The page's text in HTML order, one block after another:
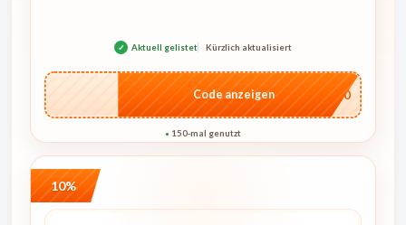
✓ Aktuell gelistet Kürzlich aktualisiert
…E250
Code anzeigen
● 150-mal genutzt
10%